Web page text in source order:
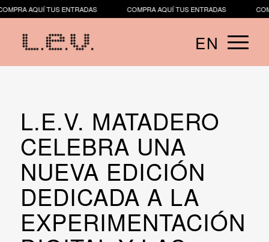
AQUÍ TUS ENTRADAS COMPRA AQUÍ TUS ENTRADAS
EN
​​L.E.V. MATADERO
CELEBRA UNA
NUEVA EDICIÓN
DEDICADA A LA
EXPERIMENTACIÓN